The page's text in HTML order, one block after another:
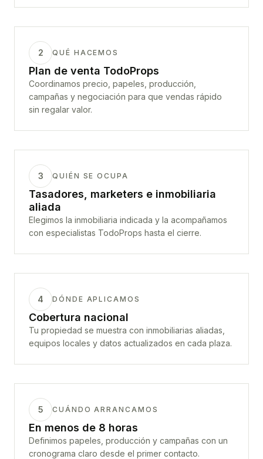
2 QUÉ HACEMOS
Plan de venta TodoProps
Coordinamos precio, papeles, producción,
campañas y negociación para que vendas rápido
sin regalar valor.
3 QUIÉN SE OCUPA
Tasadores, marketers e inmobiliaria
aliada
Elegimos la inmobiliaria indicada y la acompañamos
con especialistas TodoProps hasta el cierre.
4 DÓNDE APLICAMOS
Cobertura nacional
Tu propiedad se muestra con inmobiliarias aliadas,
equipos locales y datos actualizados en cada plaza.
5 CUÁNDO ARRANCAMOS
En menos de 8 horas
Definimos papeles, producción y campañas con un
cronograma claro desde el primer contacto.